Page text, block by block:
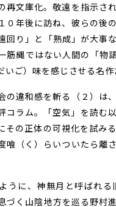
再文庫化。敬遠を指示さ
０年後に訪ね、彼らの後
回り」と「熟成」が大事
筋縄ではない人間の「物
いご）味を感じさせる名作
の違和感を斬る（２）は
コラム。「空気」を読む
その正体の可視化を試み
喰（く）らいついたら離
うに、神無月と呼ばれる
づく山陰地方を巡る野